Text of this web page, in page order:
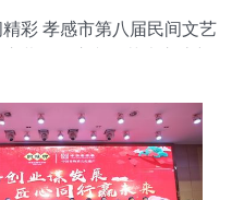
彩 孝感市第八届民间文艺